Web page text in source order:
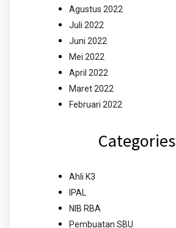
Agustus 2022
Juli 2022
Juni 2022
Mei 2022
April 2022
Maret 2022
Februari 2022
Categories
Ahli K3
IPAL
NIB RBA
Pembuatan SBU